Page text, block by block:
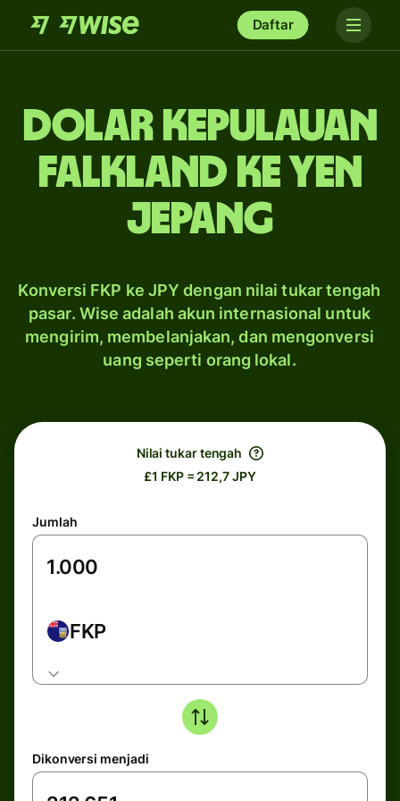
Daftar
dolar Kepulauan
Falkland ke yen
Jepang
Konversi FKP ke JPY dengan nilai tukar tengah
pasar. Wise adalah akun internasional untuk
mengirim, membelanjakan, dan mengonversi
uang seperti orang lokal.
Nilai tukar tengah
£1 FKP = 212,7 JPY
Jumlah
FKP
Dikonversi menjadi